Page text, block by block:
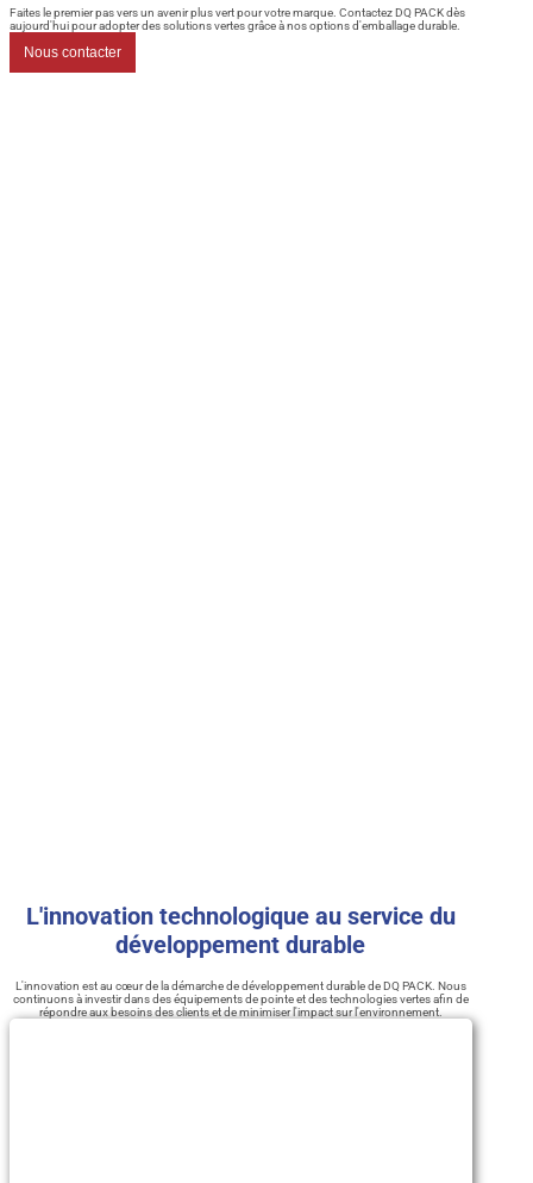
Faites le premier pas vers un avenir plus vert pour votre marque. Contactez DQ PACK dès
aujourd'hui pour adopter des solutions vertes grâce à nos options d'emballage durable.
Nous contacter
L'innovation technologique au service du
développement durable
L'innovation est au cœur de la démarche de développement durable de DQ PACK. Nous
continuons à investir dans des équipements de pointe et des technologies vertes afin de
répondre aux besoins des clients et de minimiser l'impact sur l'environnement.